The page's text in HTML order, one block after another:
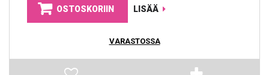
OSTOSKORIIN LISÄÄ
VARASTOSSA